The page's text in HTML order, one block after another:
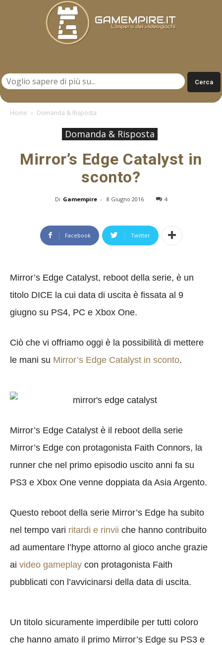
Home Domanda & Risposta
Domanda & Risposta
Mirror’s Edge Catalyst in
sconto?
Di Gamempire - 8 Giugno 2016 4
Facebook Twitter
Mirror’s Edge Catalyst, reboot della serie, è un
titolo DICE la cui data di uscita è fissata al 9
giugno su PS4, PC e Xbox One.
Ciò che vi offriamo oggi è la possibilità di mettere
le mani su Mirror’s Edge Catalyst in sconto.
Mirror’s Edge Catalyst è il reboot della serie
Mirror’s Edge con protagonista Faith Connors, la
runner che nel primo episodio uscito anni fa su
PS3 e Xbox One venne doppiata da Asia Argento.
Questo reboot della serie Mirror’s Edge ha subito
nel tempo vari ritardi e rinvii che hanno contribuito
ad aumentare l’hype attorno al gioco anche grazie
ai video gameplay con protagonista Faith
pubblicati con l’avvicinarsi della data di uscita.
Un titolo sicuramente imperdibile per tutti coloro
che hanno amato il primo Mirror’s Edge su PS3 e